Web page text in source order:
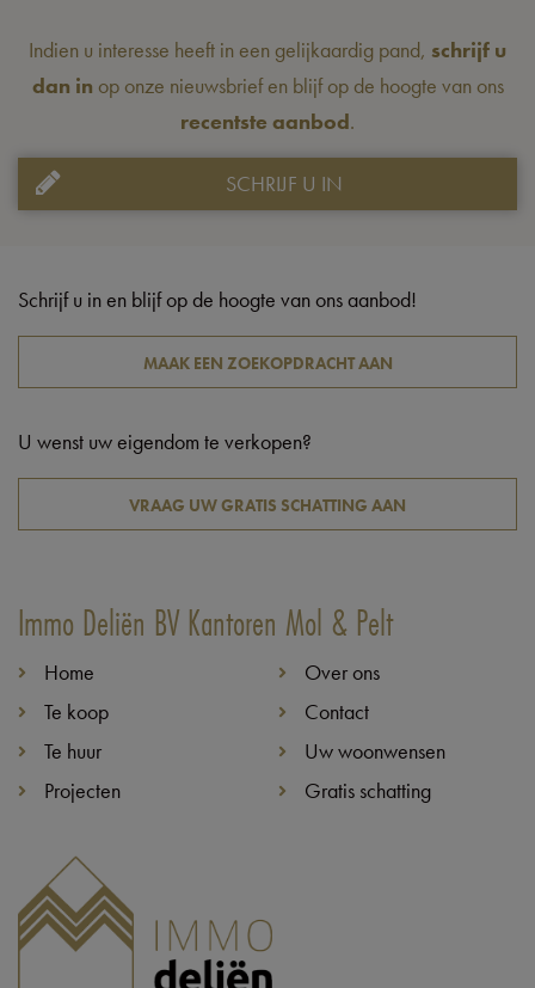
Indien u interesse heeft in een gelijkaardig pand, schrijf u
dan in op onze nieuwsbrief en blijf op de hoogte van ons
recentste aanbod.
SCHRIJF U IN
Immo Deliën BV Kantoren Mol & Pelt
Home
Te koop
Te huur
Projecten
Over ons
Contact
Uw woonwensen
Gratis schatting
Schrijf u in en blijf op de hoogte van ons aanbod!
MAAK EEN ZOEKOPDRACHT AAN
U wenst uw eigendom te verkopen?
VRAAG UW GRATIS SCHATTING AAN